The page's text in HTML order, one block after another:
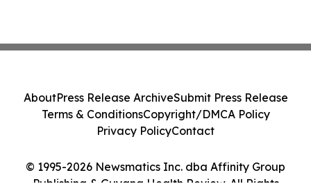
© 1995-2026 Newsmatics Inc. dba Affinity Group
AboutPress Release ArchiveSubmit Press Release
Terms & ConditionsCopyright/DMCA Policy
Privacy PolicyContact